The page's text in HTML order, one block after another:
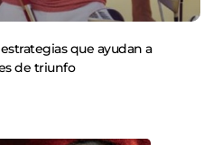
que ayudan a
de triunfo